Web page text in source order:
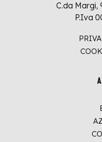
C.da Margi,
P.Iva